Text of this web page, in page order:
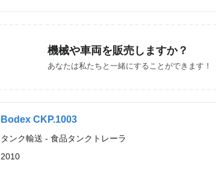
機械や車両を販売しますか？
あなたは私たちと一緒にすることができます！
Bodex CKP.1003
タンク輸送 - 食品タンクトレーラ
2010